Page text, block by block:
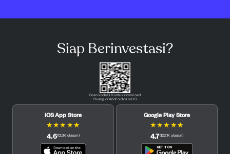
Siap Berinvestasi?
Scan kode QR untuk download
Pluang di Android dan iOS.
iOS App Store
★★★ ★★
4.6(12.3K ulasan)
Google Play Store
★★★ ★★
4.7(122.1K ulasan)